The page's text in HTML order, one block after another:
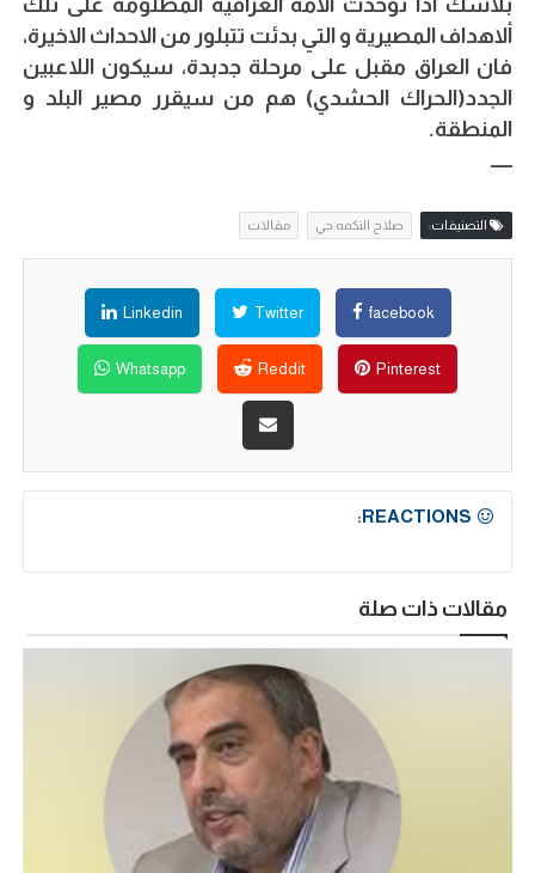
ألاهداف المصيرية و التي بدئت تتبلور من الاحداث الاخيرة،
فان العراق مقبل على مرحلة جدبدة، سيكون اللاعبين
الجدد(الحراك الحشدي) هم من سيقرر مصير البلد و
المنطقة.
ــــــ
التصنيفات: صلاح التكمه جي مقالات
facebook
Twitter
Linkedin
Pinterest
Reddit
Whatsapp
REACTIONS:
مقالات ذات صلة